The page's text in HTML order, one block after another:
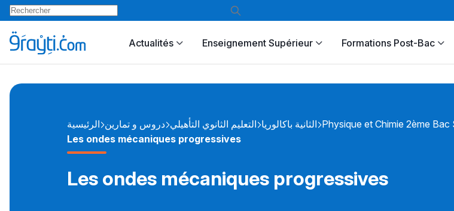
Actualités Enseignement Supérieur Formations Post-Bac
الرئيسية دروس و تمارين التعليم الثانوي التأهيلي الثانية باكالوريا Physique et Chimie 2ème
Les ondes mécaniques progressives
Les ondes mécaniques progressives